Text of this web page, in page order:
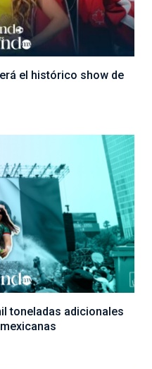
el histórico show de
toneladas adicionales